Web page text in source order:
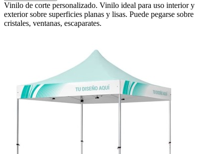
Vinilo de corte personalizado. Vinilo ideal para uso interior y
exterior sobre superficies planas y lisas. Puede pegarse sobre
cristales, ventanas, escaparates.